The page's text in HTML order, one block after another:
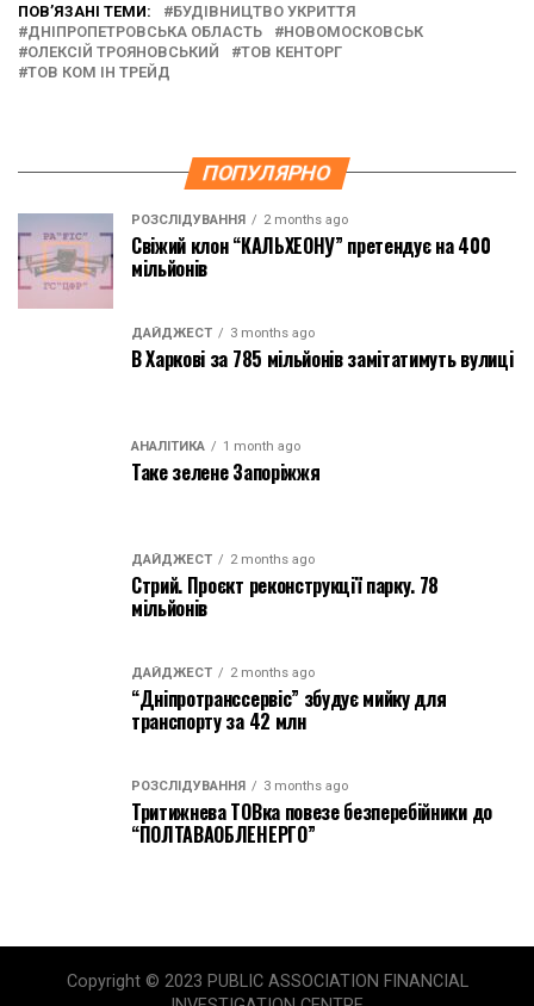
ПОВ’ЯЗАНІ ТЕМИ:
БУДІВНИЦТВО УКРИТТЯ
ДНІПРОПЕТРОВСЬКА ОБЛАСТЬ
НОВОМОСКОВСЬК
ОЛЕКСІЙ ТРОЯНОВСЬКИЙ
ТОВ КЕНТОРГ
ТОВ КОМ ІН ТРЕЙД
ПОПУЛЯРНО
РОЗСЛІДУВАННЯ 2 months ago
Свіжий клон “КАЛЬХЕОНУ” претендує на 400
мільйонів
ДАЙДЖЕСТ 3 months ago
В Харкові за 785 мільйонів замітатимуть вулиці
АНАЛІТИКА 1 month ago
Таке зелене Запоріжжя
ДАЙДЖЕСТ 2 months ago
Стрий. Проєкт реконструкції парку. 78
мільйонів
ДАЙДЖЕСТ 2 months ago
“Дніпротранссервіс” збудує мийку для
транспорту за 42 млн
РОЗСЛІДУВАННЯ 3 months ago
Тритижнева ТОВка повезе безперебійники до
“ПОЛТАВАОБЛЕНЕРГО”
Copyright © 2023 PUBLIC ASSOCIATION FINANCIAL